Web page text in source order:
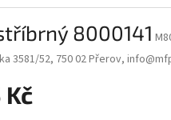
8000141
3581/52, 750 02 Přerov,
Kč